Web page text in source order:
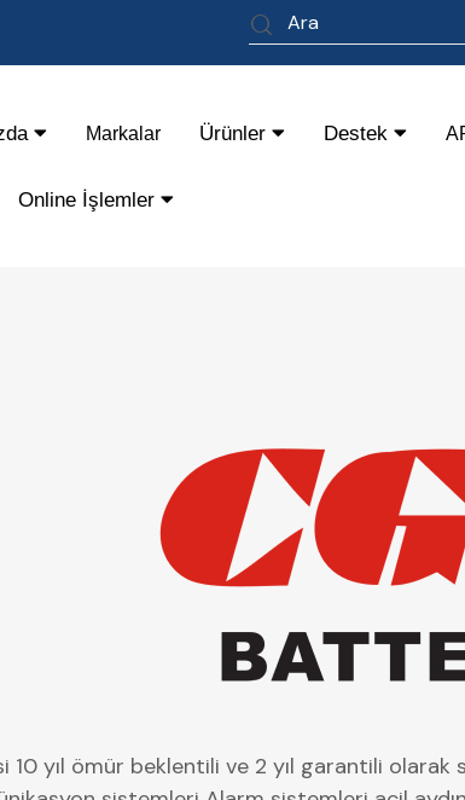
Markalar Ürünler Destek
Online İşlemler
10 yıl ömür beklentili ve 2 yıl garantili olarak